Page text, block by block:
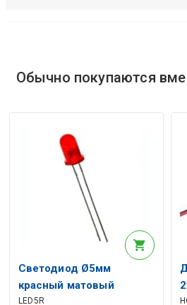
Обычно покупаются
Светодиод Ø5мм
красный матовый
LED5R